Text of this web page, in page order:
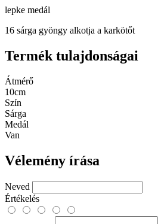
lepke medál
16 sárga gyöngy alkotja a karkötőt
Termék tulajdonságai
Átmérő
10cm
Szín
Sárga
Medál
Van
Vélemény írása
Neved
Értékelés